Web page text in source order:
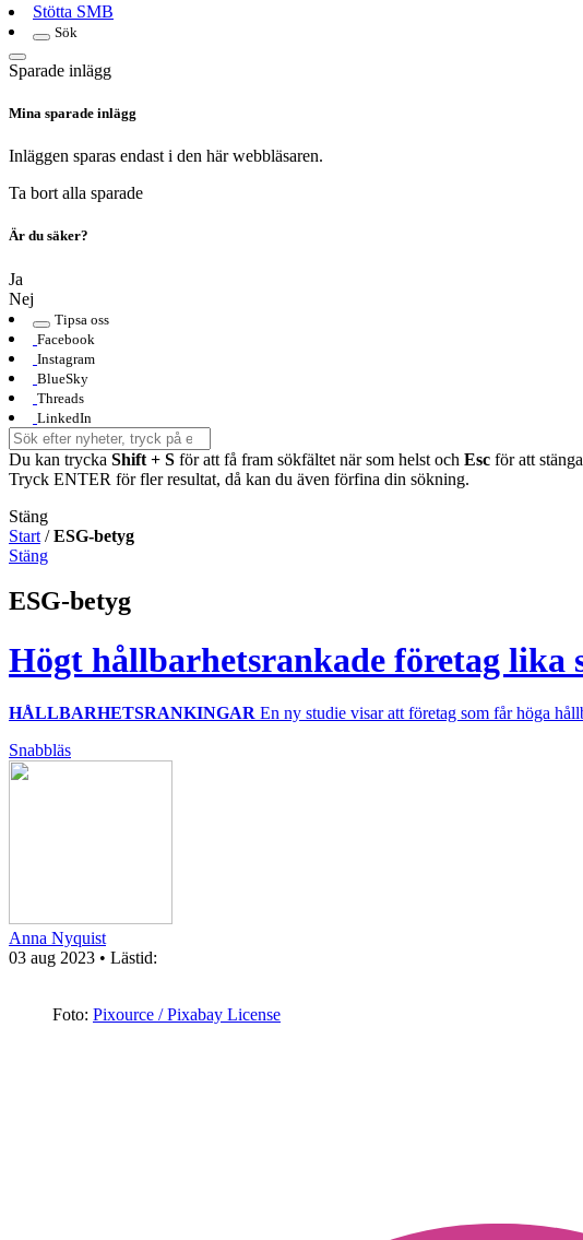
Stötta SMB
Sök
Sparade inlägg
Mina sparade inlägg
Inläggen sparas endast i den här webbläsaren.
Ta bort alla sparade
Är du säker?
Ja
Nej
Tipsa oss
Facebook
Instagram
BlueSky
Threads
LinkedIn
Du kan trycka Shift + S för att få fram sökfältet när som helst och Esc för att
Tryck ENTER för fler resultat, då kan du även förfina din sökning.
Stäng
Start /ESG-betyg
Stäng
ESG-betyg
Högt hållbarhetsrankade företag lika
HÅLLBARHETSRANKINGAR En ny studie visar att företag som får höga
Snabbläs
Anna Nyquist
03 aug 2023 • Lästid:
Foto: Pixource / Pixabay License